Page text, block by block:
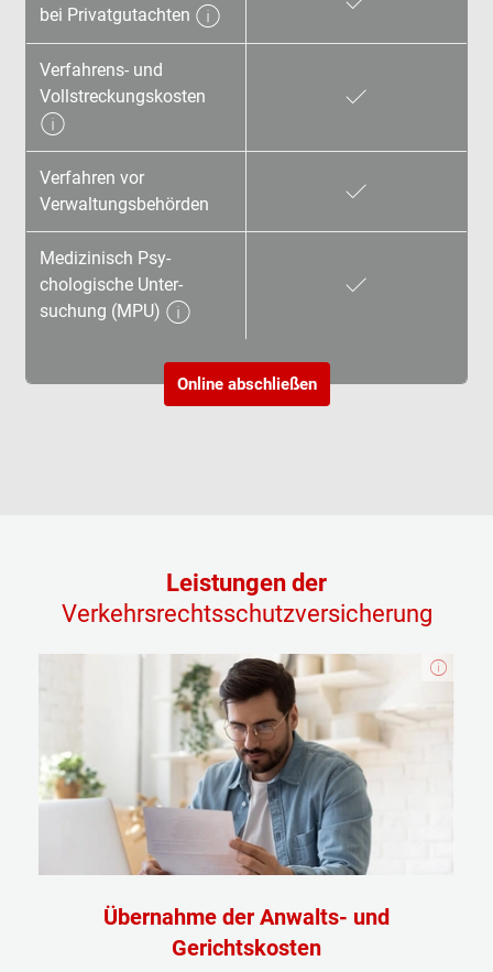
bei Privatgutachten
Verfahrens- und
Vollstreckungskosten
Verfahren vor
Verwaltungsbehörden
Medizinisch Psy­
chologische Unter­
suchung (MPU)
Online abschließen
Leistungen der
Verkehrsrechtsschutz­versicherung
Übernahme der Anwalts- und
Gerichtskosten